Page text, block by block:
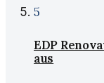
5
EDP
aus